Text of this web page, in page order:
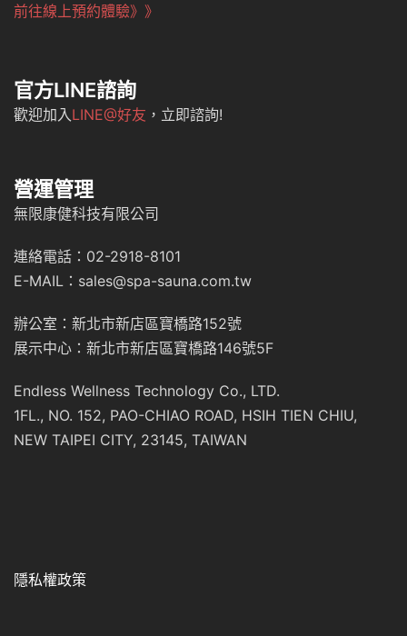
前往線上預約體驗》》
官方LINE諮詢
歡迎加入 LINE@好友 ，立即諮詢!
營運管理
無限康健科技有限公司
連絡電話：02-2918-8101
E-MAIL：sales@spa-sauna.com.tw
辦公室：新北市新店區寶橋路152號
展示中心：新北市新店區寶橋路146號5F
Endless Wellness Technology Co., LTD.
1FL., NO. 152, PAO-CHIAO ROAD, HSIH TIEN CHIU,
NEW TAIPEI CITY, 23145, TAIWAN
隱私權政策